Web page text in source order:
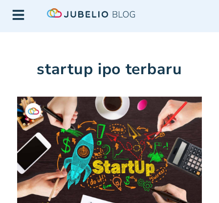
startup ipo terbaru